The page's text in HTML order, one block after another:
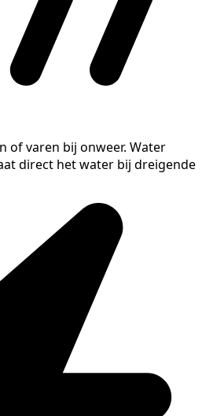
of varen bij onweer. Water
direct het water bij dreigende